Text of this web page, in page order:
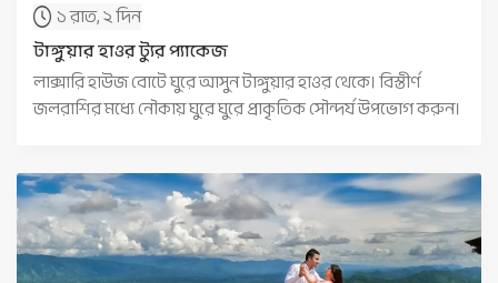
১ রাত, ২ দিন
টাঙ্গুয়ার হাওর ট্যুর প্যাকেজ
লাক্সারি হাউজ বোটে ঘুরে আসুন টাঙ্গুয়ার হাওর থেকে। বিস্তীর্ণ
জলরাশির মধ্যে নৌকায় ঘুরে ঘুরে প্রাকৃতিক সৌন্দর্য উপভোগ করুন।